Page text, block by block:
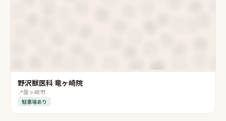
野沢獣医科 竜ヶ崎院
📍龍ヶ崎市
駐車場あり